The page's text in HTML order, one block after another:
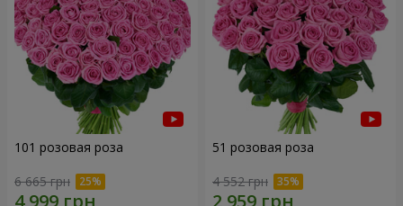
101 розовая роза
6 665 грн
51 розовая роза
4 552 грн